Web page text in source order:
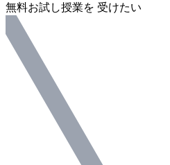
無料お試し授業を 受けたい